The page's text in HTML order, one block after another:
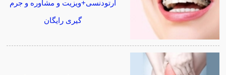
ارتودنسی+ویزیت و مشاوره و جرم
گیری رایگان